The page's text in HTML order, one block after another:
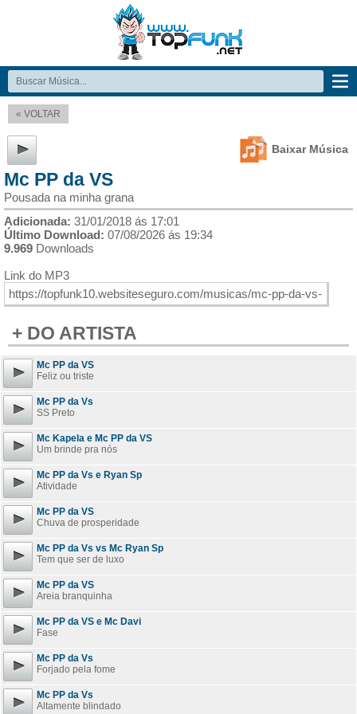
« VOLTAR
Baixar Música
Mc PP da VS
Pousada na minha grana
Adicionada: 31/01/2018 ás 17:01
Último Download: 07/08/2026 ás 19:34
9.969 Downloads
Link do MP3
+ DO ARTISTA
Mc PP da VS
Feliz ou triste
Mc PP da Vs
SS Preto
Mc Kapela e Mc PP da VS
Um brinde pra nós
Mc PP da Vs e Ryan Sp
Atividade
Mc PP da VS
Chuva de prosperidade
Mc PP da Vs vs Mc Ryan Sp
Tem que ser de luxo
Mc PP da VS
Areia branquinha
Mc PP da VS e Mc Davi
Fase
Mc PP da Vs
Forjado pela fome
Mc PP da Vs
Altamente blindado